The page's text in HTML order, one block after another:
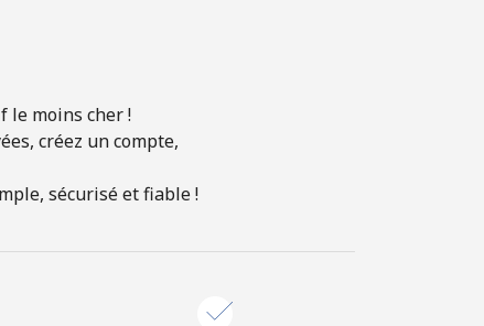
le moins cher !
créez un compte,
sécurisé et fiable !